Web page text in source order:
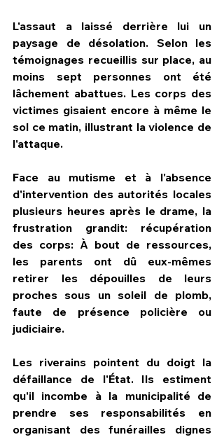
HPN Live
L'assaut a laissé derrière lui un
paysage de désolation. Selon les
témoignages recueillis sur place, au
moins sept personnes ont été
lâchement abattues. Les corps des
victimes gisaient encore à même le
sol ce matin, illustrant la violence de
l'attaque.
​Face au mutisme et à l'absence
d'intervention des autorités locales
plusieurs heures après le drame, la
frustration grandit: récupération
des corps: À bout de ressources,
les parents ont dû eux-mêmes
retirer les dépouilles de leurs
proches sous un soleil de plomb,
faute de présence policière ou
judiciaire.
Les riverains pointent du doigt la
défaillance de l'État. Ils estiment
qu'il incombe à la municipalité de
prendre ses responsabilités en
organisant des funérailles dignes